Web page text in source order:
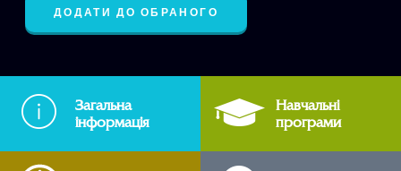
ДОДАТИ ДО ОБРАНОГО
Загальна
інформація
Навчальні
програми